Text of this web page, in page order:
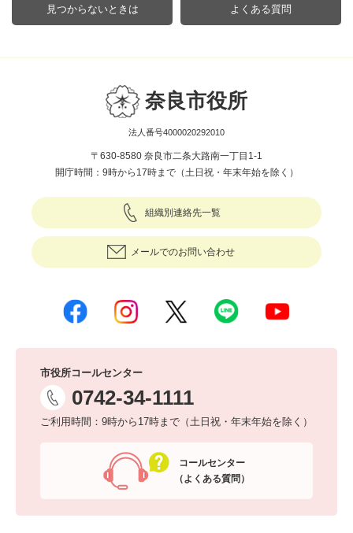
見つからないときは よくある質問
奈良市役所
法人番号4000020292010
〒630-8580 奈良市二条大路南一丁目1-1
開庁時間：9時から17時まで（土日祝・年末年始を除く）
組織別連絡先一覧
メールでのお問い合わせ
市役所コールセンター
0742-34-1111
ご利用時間：9時から17時まで（土日祝・年末年始を除く）
コールセンター
（よくある質問）